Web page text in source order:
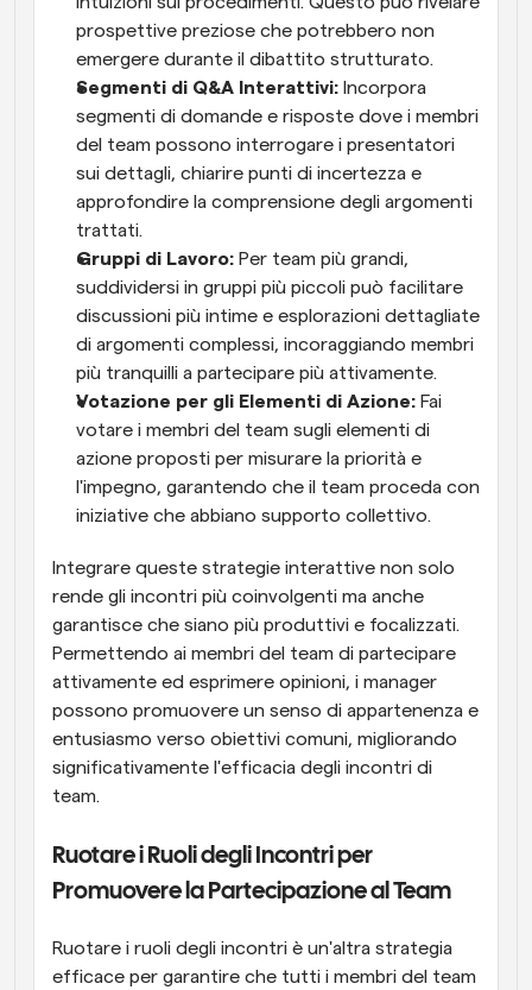
prospettive preziose che potrebbero non
emergere durante il dibattito strutturato.
Segmenti di Q&A Interattivi: Incorpora
segmenti di domande e risposte dove i membri
del team possono interrogare i presentatori
sui dettagli, chiarire punti di incertezza e
approfondire la comprensione degli argomenti
trattati.
Gruppi di Lavoro: Per team più grandi,
suddividersi in gruppi più piccoli può facilitare
discussioni più intime e esplorazioni dettagliate
di argomenti complessi, incoraggiando membri
più tranquilli a partecipare più attivamente.
Votazione per gli Elementi di Azione: Fai
votare i membri del team sugli elementi di
azione proposti per misurare la priorità e
l'impegno, garantendo che il team proceda con
iniziative che abbiano supporto collettivo.
Integrare queste strategie interattive non solo
rende gli incontri più coinvolgenti ma anche
garantisce che siano più produttivi e focalizzati.
Permettendo ai membri del team di partecipare
attivamente ed esprimere opinioni, i manager
possono promuovere un senso di appartenenza e
entusiasmo verso obiettivi comuni, migliorando
significativamente l'efficacia degli incontri di
team.
Ruotare i Ruoli degli Incontri per
Promuovere la Partecipazione al Team
Ruotare i ruoli degli incontri è un'altra strategia
efficace per garantire che tutti i membri del team